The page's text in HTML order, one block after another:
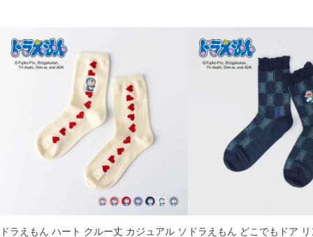
ドラえもん ハート クルー丈 カジュアル ソ ドラえもん どこでもドア